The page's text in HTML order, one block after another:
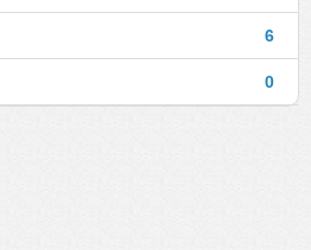
6
0